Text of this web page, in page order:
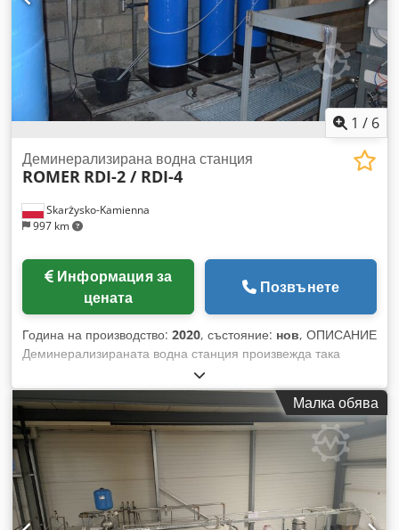
1 / 6
Skarżysko-Kamienna
997 km
Деминерализирана водна станция
ROMER RDI-2 / RDI-4
Информация за
цената
Позвънете
Година на производство: 2020, състояние: нов, ОПИСАНИЕ
Деминерализираната водна станция произвежда така
наречената полудеминерализирана вода с помощта на
йонообменна технология. Станцията се състои от 3 колони:
- Силно киселинен катионен обменник в натриев цикъл;
Crodpfxefz I Uie Af Eef - Силно основен анионен обменник,
работещ в хлориден цикъл; - Въглероден филтър. Нашите
станции за деминерализация RDI-2 / RDI-4 са оборудвани с
напълно автоматични управляващи глави. Колоните са
изработени от стомана AISI316L.
Малка обява